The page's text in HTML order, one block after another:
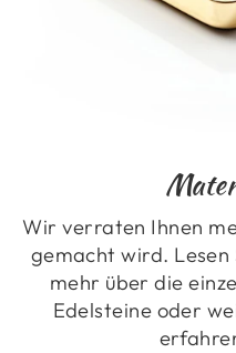
Wir verraten Ihnen
gemacht wird. Lesen
mehr über die
Edelsteine oder